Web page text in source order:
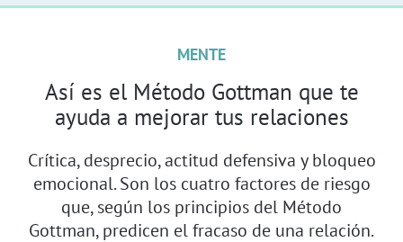
MENTE
Así es el Método Gottman que te
ayuda a mejorar tus relaciones
Crítica, desprecio, actitud defensiva y bloqueo
emocional. Son los cuatro factores de riesgo
que, según los principios del Método
Gottman, predicen el fracaso de una relación.